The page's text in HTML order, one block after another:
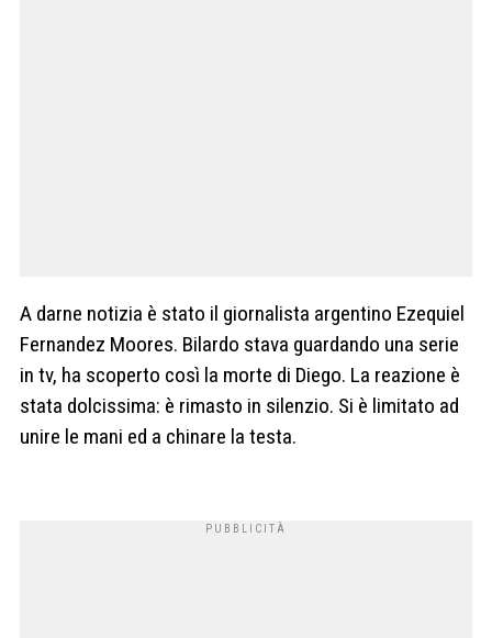
A darne notizia è stato il giornalista argentino Ezequiel
Fernandez Moores. Bilardo stava guardando una serie
in tv, ha scoperto così la morte di Diego. La reazione è
stata dolcissima: è rimasto in silenzio. Si è limitato ad
unire le mani ed a chinare la testa.